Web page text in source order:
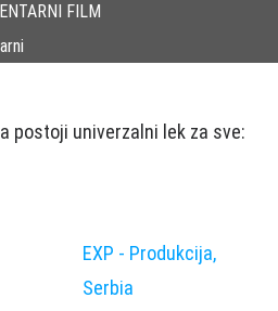
FILM
postoji univerzalni lek za sve:
EXP - Produkcija,
Serbia